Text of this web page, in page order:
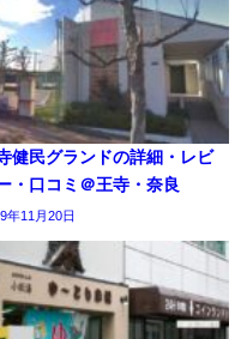
健民グランドの詳細・レビ
・口コミ＠王寺・奈良
年11月20日